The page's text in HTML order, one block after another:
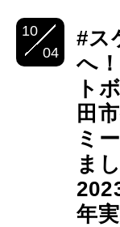
10
04
#ス
へ
ト
田
ミ
ま
年